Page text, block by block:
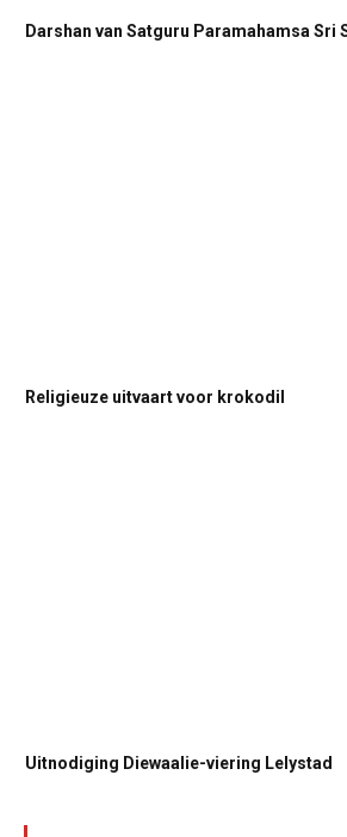
Darshan van Satguru Paramahamsa Sri
Religieuze uitvaart voor krokodil
Uitnodiging Diewaalie-viering Lelystad